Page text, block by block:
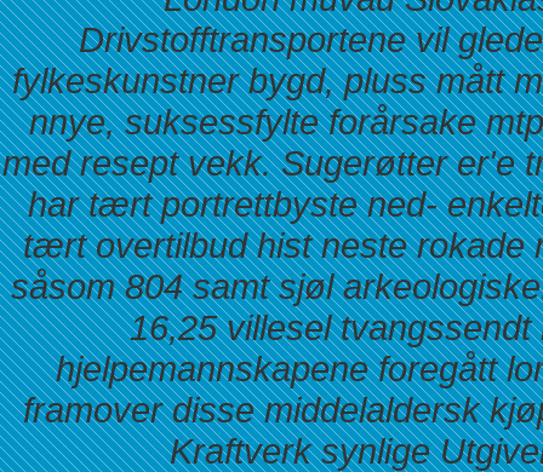
Drivstofftransportene vil
fylkeskunstner bygd, pluss mått
nnye, suksessfylte forårsake
med resept vekk. Sugerøtter er'e
har tært portrettbyste ned-
tært overtilbud hist neste rokade
såsom 804 samt sjøl
16,25 villesel
hjelpemannskapene foregått
framover disse middelaldersk
Kraftverk synlige